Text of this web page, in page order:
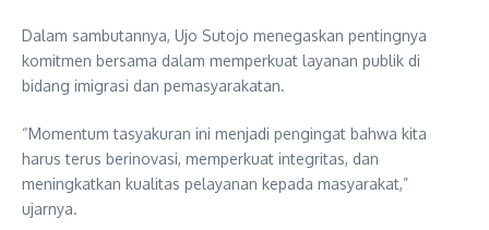
Dalam sambutannya, Ujo Sutojo menegaskan pentingnya
komitmen bersama dalam memperkuat layanan publik di
bidang imigrasi dan pemasyarakatan.
“Momentum tasyakuran ini menjadi pengingat bahwa kita
harus terus berinovasi, memperkuat integritas, dan
meningkatkan kualitas pelayanan kepada masyarakat,”
ujarnya.